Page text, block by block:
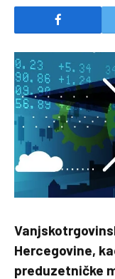
Hercegovine,
preduzetničke